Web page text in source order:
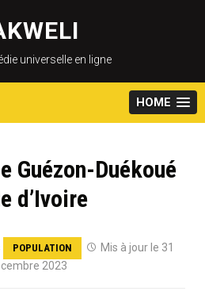
content
universelle en ligne
HOME
Guézon-Duékoué
d’Ivoire
POPULATION
Mis à jour le 31
2023